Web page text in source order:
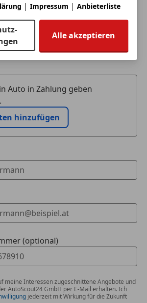
Kaufen und verkaufen in nur einem
Auto in Zahlung geben
hinzufügen
(optional)
meine Interessen zugeschnittene Angebote und
AutoScout24 GmbH per E-Mail erhalten. Ich
jederzeit mit Wirkung für die Zukunft
| Impressum | Anbieterliste
Alle akzeptieren